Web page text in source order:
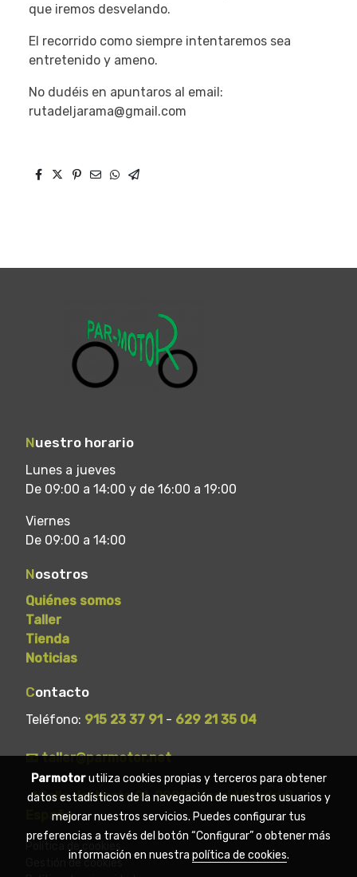
que iremos desvelando.
El recorrido como siempre intentaremos sea
entretenido y ameno.
No dudéis en apuntaros al email:
rutadeljarama@gmail.com
Nuestro horario
Lunes a jueves
De 09:00 a 14:00 y de 16:00 a 19:00
Viernes
De 09:00 a 14:00
Nosotros
Quiénes somos
Taller
Tienda
Noticias
Contacto
Teléfono: 915 23 37 91 - 629 21 35 04
📧 taller@parmotor.net
📍Calle del Norte 21, 28015 Madrid (Madrid) -
España
Política de cookies
Gestión de cookies
Parmotorutiliza cookies propias y terceros para obtener
datos estadísticos de la navegación de nuestros usuarios y
mejorar nuestros servicios. Puedes configurar tus
preferencias a través del botón “Configurar” o obtener más
información en nuestra política de cookies.